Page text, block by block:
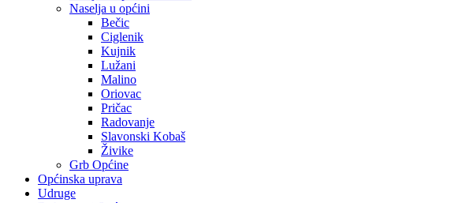
Naselja u općini
Bečic
Ciglenik
Kujnik
Lužani
Malino
Oriovac
Pričac
Radovanje
Slavonski Kobaš
Živike
Grb Općine
Općinska uprava
Udruge